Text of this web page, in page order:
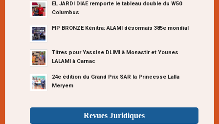
EL JARDI DIAE remporte le tableau double du W50
Columbus
FIP BRONZE Kénitra: ALAMI désormais 385e mondial
Titres pour Yassine DLIMI à Monastir et Younes
LALAMI à Carnac
24e édition du Grand Prix SAR la Princesse Lalla
Meryem
Revues Juridiques